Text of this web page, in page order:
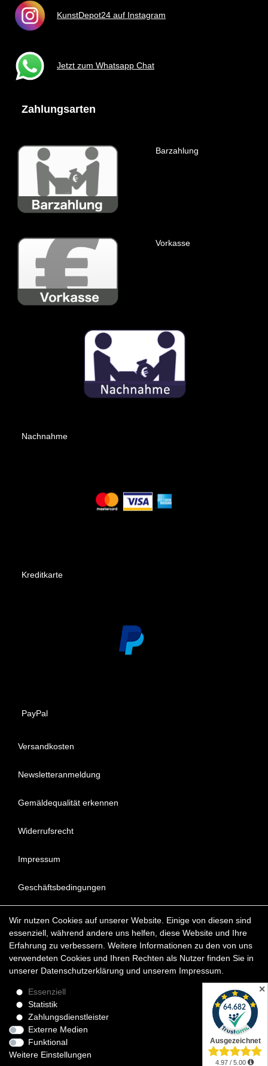
KunstDepot24 auf Instagram
Jetzt zum Whatsapp Chat
Zahlungsarten
Barzahlung
Vorkasse
Nachnahme
Kreditkarte
PayPal
Versandkosten
Newsletteranmeldung
Gemäldequalität erkennen
Widerrufsrecht
Impressum
Geschäftsbedingungen
Datenschutzerklärung
FAQ - Häufig gestellte Fragen
Copyright © 2022 KunstDepot24 BERLIN Exklusive Gemälde
*Die Lieferzeit für verfügbare Ölgemälde beträgt etwa 1 - 3
Werktage innerhalb Deutschland. Das Widerrufsrecht gilt für
Wir nutzen Cookies auf unserer Website. Einige von diesen sind
essenziell, während andere uns helfen, diese Website und Ihre
Erfahrung zu verbessern. Weitere Informationen zu den von uns
verwendeten Cookies und Ihren Rechten als Nutzer finden Sie in
unserer Daten­schutz­erklärung und unserem Impressum
Essenziell
Statistik
Zahlungsdienstleister
Externe Medien
Funktional
Weitere Einstellungen
✕